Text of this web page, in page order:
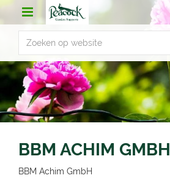
r
n
t
BBM ACHIM GMBH
BBM Achim GmbH